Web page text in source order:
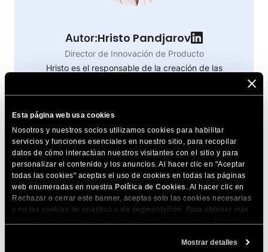
Esta página web usa cookies
Nosotros y nuestros socios utilizamos cookies para habilitar
servicios y funciones esenciales en nuestro sitio, para recopilar
datos de cómo interactúan nuestros visitantes con el sitio y para
personalizar el contenido y los anuncios. Al hacer clic en "Aceptar
todas las cookies" aceptas el uso de cookies en todas las páginas
web enumeradas en nuestra Política de Cookies . Al hacer clic en
Rechazar o cerrar este banner, aceptas solo las cookies necesarias
y no las cookies de analítica o de segmentación. Para obtener más
momento a través de la herramienta Configuración de Cookies de
Mostrar detalles
Autor:Hristo Pandjarov
Director de Innovación de Producto
Hristo es el responsable de la creación de las
incluyendo el nuevo Website Builder y las soluciones
Ecommerce. Le apasiona la tecnología de
vanguardia, tanto en su trabajo como en su vida
diaria. Ponente en conferencias, es un entusiasta del
diseño y la impresión 3D, y de la construcción de
aviones a control remoto.
Más de Hristo